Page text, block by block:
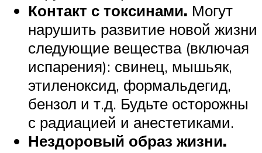
Контакт с токсинами. Могут
нарушить развитие новой жизни
следующие вещества (включая
испарения): свинец, мышьяк,
этиленоксид, формальдегид,
бензол и т.д. Будьте осторожны
с радиацией и анестетиками.
Нездоровый образ жизни.